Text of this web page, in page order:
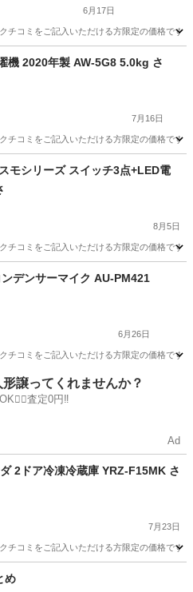
6月17日
チコミをご記入いただける方限定の価格です
東芝 全自動洗濯機 2020年製 AW-5G8 5.0kg さ
7月16日
チコミをご記入いただける方限定の価格です
モシリーズ スイッチ3点+LED電
8月5日
チコミをご記入いただける方限定の価格です
デンサーマイク AU-PM421
6月26日
チコミをご記入いただける方限定の価格です
形譲ってくれませんか？
査定0円‼️
Ad
2024年製 ヤマダ 2ドア冷凍冷蔵庫 YRZ-F15MK さ
7月23日
チコミをご記入いただける方限定の価格です
め